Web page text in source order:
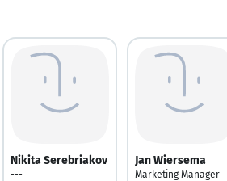
Nikita Serebriakov
---
Jan Wiersema
Marketing Manager